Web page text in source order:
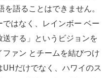
語ることはできません。
はなく、レインボー ベー
する」というビジョンを
ァン とチームを結びつけ
だけでなく、ハワイのス